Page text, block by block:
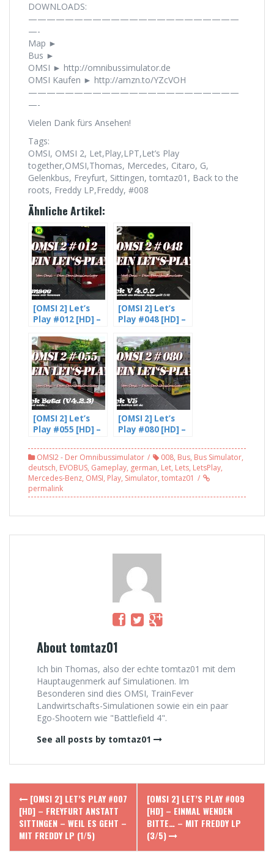
DOWNLOADS:
———————————————————————
—-
Map ►
Bus ►
OMSI ► http://omnibussimulator.de
OMSI Kaufen ► http://amzn.to/YZcVOH
———————————————————————
—-
Vielen Dank fürs Ansehen!
Tags:
OMSI, OMSI 2, Let,Play,LPT,Let’s Play
together,OMSI,Thomas, Mercedes, Citaro, G,
Gelenkbus, Freyfurt, Sittingen, tomtaz01, Back to the
roots, Freddy LP,Freddy, #008
Ähnliche Artikel:
[OMSI 2] Let’s
Play #012 [HD] –
wir kommen –
mit Freddy LP
(1/3)
[OMSI 2] Let’s
Play #048 [HD] –
Beta –
Trunkenheit am
Steuer?
Supergeil! L255
(1/2)
[OMSI 2] Let’s
Play #055 [HD] –
Müde (4/4)
[OMSI 2] Let’s
Play #080 [HD] –
Button ist da |
Gladbeck v5
OMSI2 - Der Omnibussimulator 008, Bus, Bus Simulator,
deutsch, EVOBUS, Gameplay, german, Let, Lets, LetsPlay,
Mercedes-Benz, OMSI, Play, Simulator, tomtaz01
permalink
About tomtaz01
Ich bin Thomas, also der echte tomtaz01 mit dem
Hauptaugenmerk auf Simulationen. Im
Besonderen sind dies OMSI, TrainFever
Landwirtschafts-Simulationen sowie ein ein paar
Ego-Shootern wie "Battlefield 4".
See all posts by tomtaz01
Post
navigation
[OMSI 2] LET’S PLAY #007
[HD] – FREYFURT ANSTATT
SITTINGEN – WEIL ES GEHT –
MIT FREDDY LP (1/5)
[OMSI 2] LET’S PLAY #009
[HD] – EINMAL WENDEN
BITTE… – MIT FREDDY LP
(3/5)